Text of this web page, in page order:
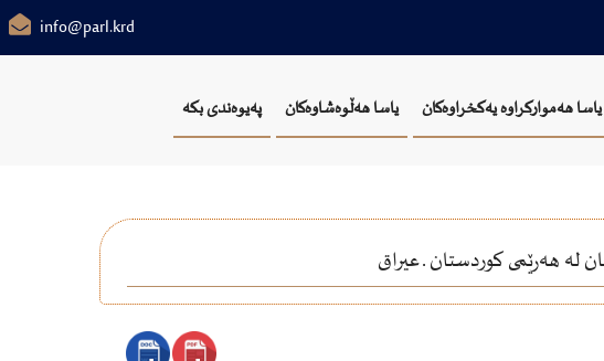
info@parl.krd
یاسا هەموارکراوە یەکخراوەکان یاسا هەڵوەشاوەکان پەیوەندی بکە